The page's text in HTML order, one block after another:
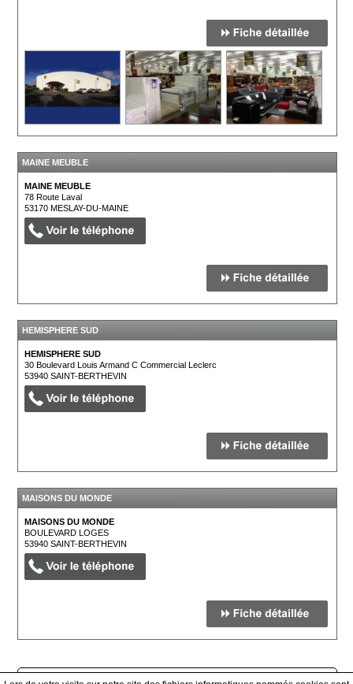
MAINE MEUBLE
MAINE MEUBLE
78 Route Laval
53170MESLAY-DU-MAINE
HEMISPHERE SUD
HEMISPHERE SUD
30 Boulevard Louis Armand C Commercial Leclerc
53940SAINT-BERTHEVIN
MAISONS DU MONDE
MAISONS DU MONDE
BOULEVARD LOGES
53940SAINT-BERTHEVIN
Afficher tous les prestataires